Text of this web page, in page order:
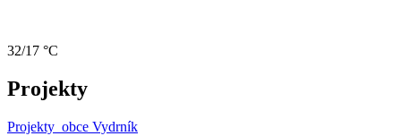
32/17 °C
Projekty
Projekty obce Vydrník